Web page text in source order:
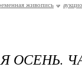
живопись
ОСЕНЬ.